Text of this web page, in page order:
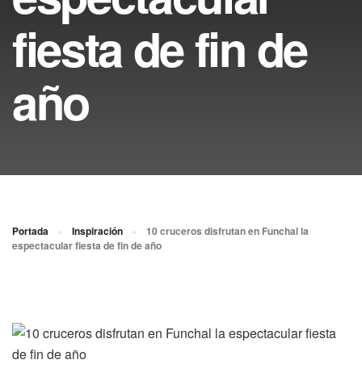
fiesta de fin de
año
Portada » Inspiración »
10 cruceros disfrutan en Funchal la
espectacular fiesta de fin de año